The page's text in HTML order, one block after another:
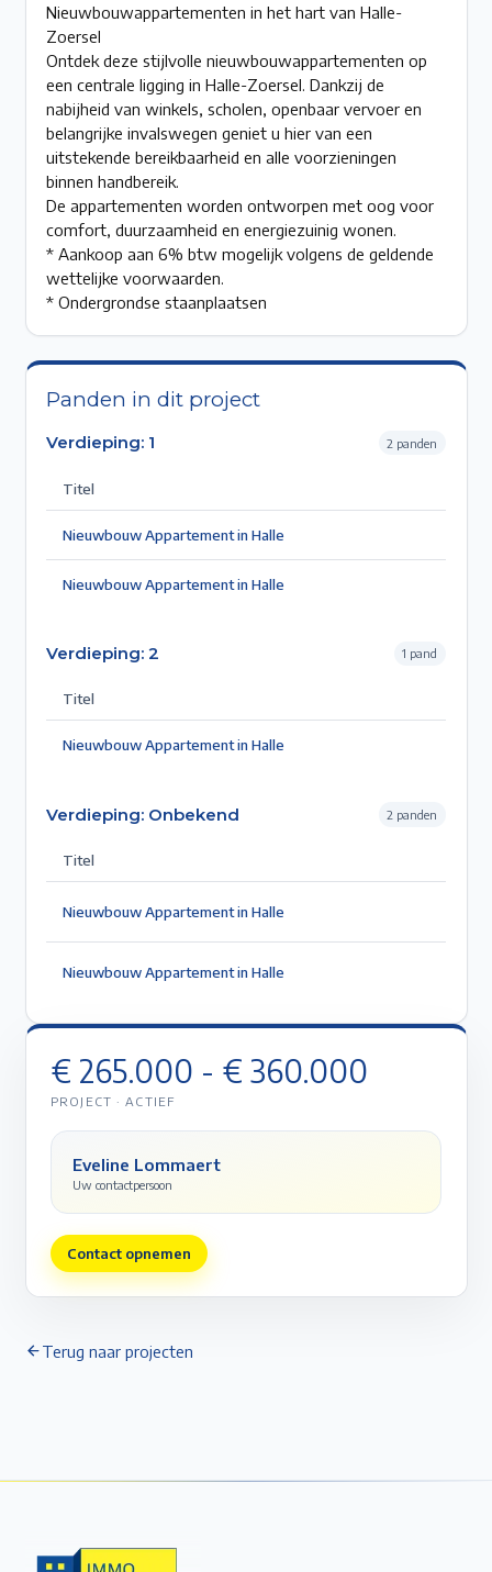
Nieuwbouwappartementen in het hart van Halle-
Zoersel
Ontdek deze stijlvolle nieuwbouwappartementen op
een centrale ligging in Halle-Zoersel. Dankzij de
nabijheid van winkels, scholen, openbaar vervoer en
belangrijke invalswegen geniet u hier van een
uitstekende bereikbaarheid en alle voorzieningen
binnen handbereik.
De appartementen worden ontworpen met oog voor
comfort, duurzaamheid en energiezuinig wonen.
* Aankoop aan 6% btw mogelijk volgens de geldende
wettelijke voorwaarden.
* Ondergrondse staanplaatsen
Panden in dit project
Verdieping: 1 2 panden
Titel
Nieuwbouw Appartement in Halle
Nieuwbouw Appartement in Halle
Verdieping:2 1 pand
Titel
Nieuwbouw Appartement in Halle
Verdieping: Onbekend 2 panden
Titel
Nieuwbouw Appartement in Halle
Nieuwbouw Appartement in Halle
€ 265.000 - € 360.000
PROJECT ·ACTIEF
Eveline Lommaert
Uw contactpersoon
Contact opnemen
Terug naar projecten